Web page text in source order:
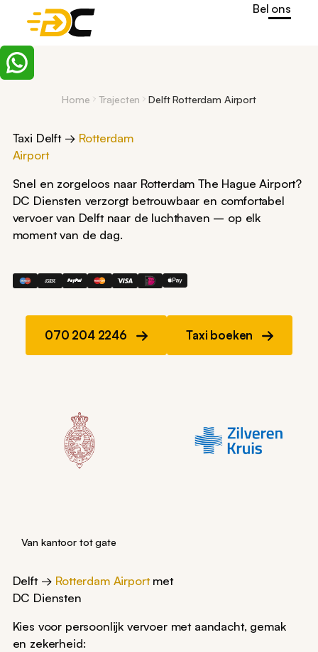
Bel ons
Home Trajecten Delft Rotterdam Airport
Taxi Delft → Rotterdam
Airport
Snel en zorgeloos naar Rotterdam The Hague Airport?
DC Diensten verzorgt betrouwbaar en comfortabel
vervoer van Delft naar de luchthaven – op elk
moment van de dag.
070 204 2246 Taxi boeken
Van kantoor tot gate
Delft → Rotterdam Airportmet
DC Diensten
Kies voor persoonlijk vervoer met aandacht, gemak
en zekerheid: